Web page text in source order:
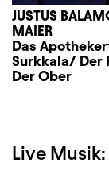
JUSTUS
MAIER
Das
Surkkala/ Der
Der Ober
Live Musik: